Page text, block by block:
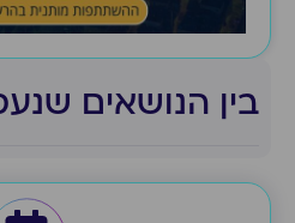
בין הנושאים